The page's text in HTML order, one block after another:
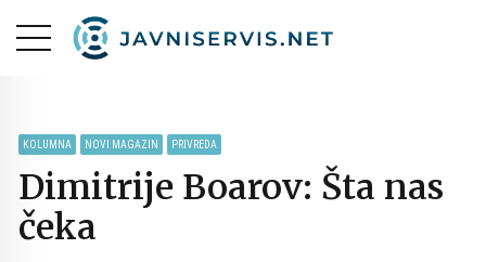
KOLUMNA NOVI MAGAZIN PRIVREDA
Dimitrije Boarov: Šta nas
čeka